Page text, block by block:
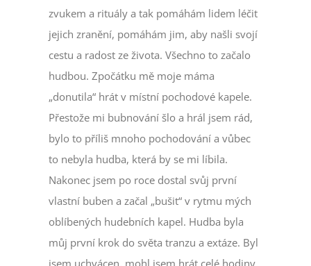
zvukem a rituály a tak pomáhám lidem léčit
jejich zranění, pomáhám jim, aby našli svojí
cestu a radost ze života. Všechno to začalo
hudbou. Zpočátku mě moje máma
„donutila“ hrát v místní pochodové kapele.
Přestože mi bubnování šlo a hrál jsem rád,
bylo to příliš mnoho pochodování a vůbec
to nebyla hudba, která by se mi líbila.
Nakonec jsem po roce dostal svůj první
vlastní buben a začal „bušit“ v rytmu mých
oblíbených hudebních kapel. Hudba byla
můj první krok do světa tranzu a extáze. Byl
jsem uchvácen, mohl jsem hrát celé hodiny